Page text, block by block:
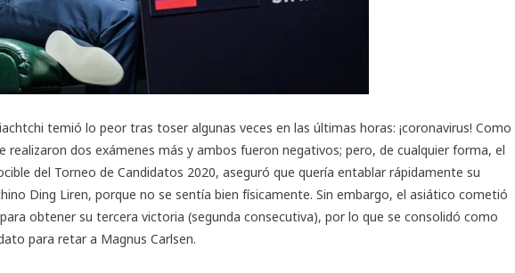
temió lo peor tras toser algunas veces en las últimas horas: ¡coronavirus! Como
realizaron dos exámenes más y ambos fueron negativos; pero, de cualquier forma, el
del Torneo de Candidatos 2020, aseguró que quería entablar rápidamente su
Ding Liren, porque no se sentía bien físicamente. Sin embargo, el asiático cometió
obtener su tercera victoria (segunda consecutiva), por lo que se consolidó como
para retar a Magnus Carlsen.